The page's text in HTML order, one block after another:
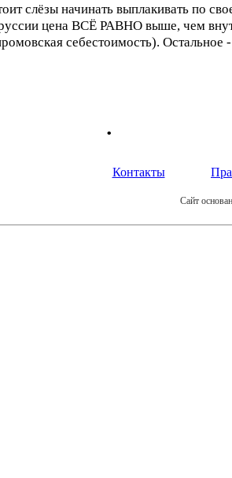
слёзы начинать выплакивать по
цена ВСЁ РАВНО выше, чем
себестоимость).
.
Контакты
Сайт